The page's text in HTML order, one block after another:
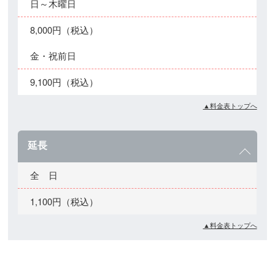
日～木曜日
8,000円（税込）
金・祝前日
9,100円（税込）
▲料金表トップへ
延長
全 日
1,100円（税込）
▲料金表トップへ